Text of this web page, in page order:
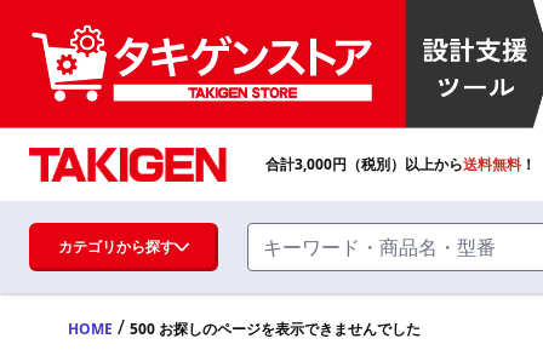
ハンドル・取手・つまみ・周辺機器
合計3,000円（税別）以上から送料無料
カテゴリから探す
HOME / 500 お探しのページを表示できませんでした